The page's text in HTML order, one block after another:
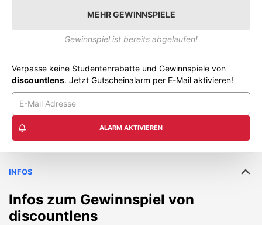
MEHR GEWINNSPIELE
Gewinnspiel ist bereits abgelaufen!
Verpasse keine Studentenrabatte und Gewinnspiele von
discountlens. Jetzt Gutscheinalarm per E-Mail aktivieren!
ALARM AKTIVIEREN
INFOS
Infos zum Gewinnspiel von
discountlens